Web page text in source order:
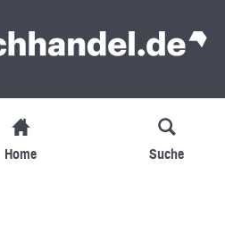
Home Suche